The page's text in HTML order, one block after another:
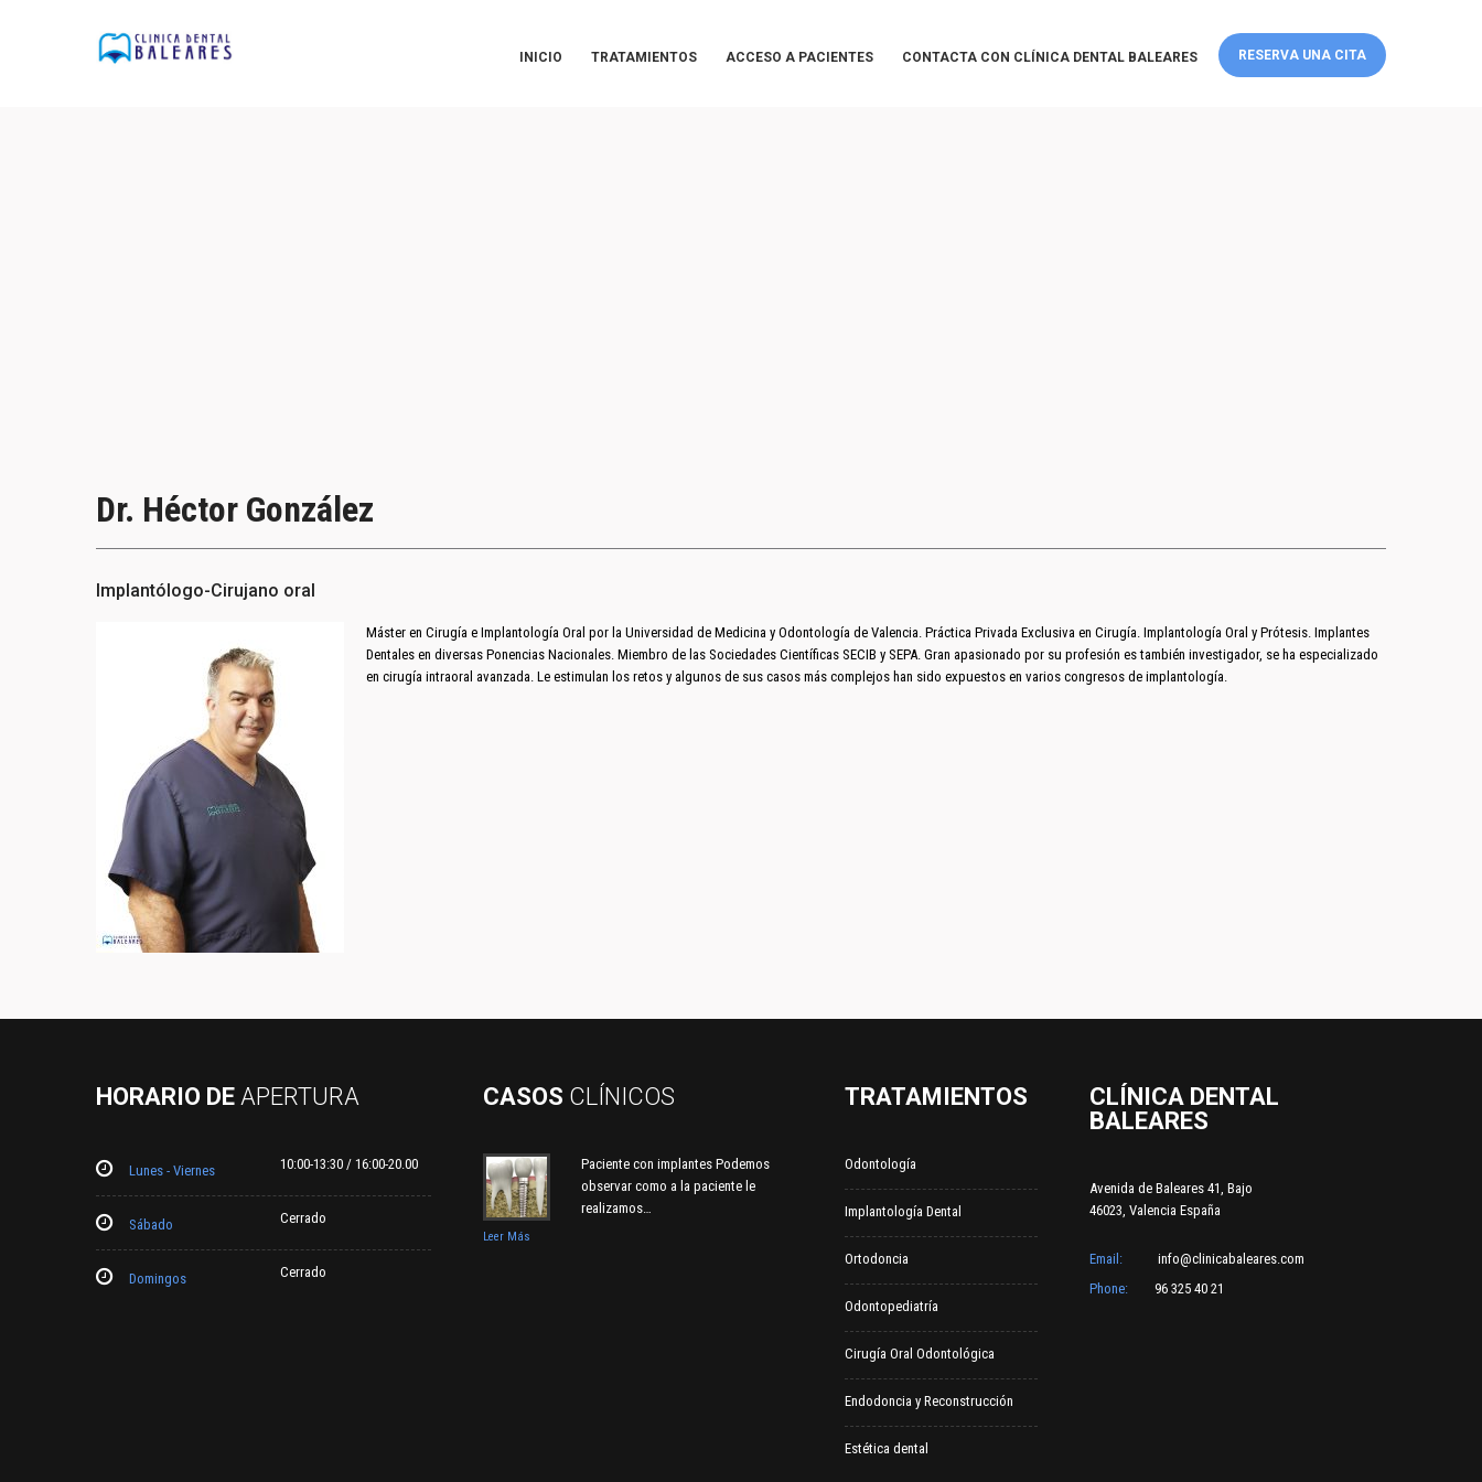
RESERVA UNA CITA
INICIO TRATAMIENTOS ACCESO A PACIENTES CONTACTA CON CLÍNICA DENTAL BALEARES
Dr. Héctor González
Implantólogo-Cirujano oral
Máster en Cirugía e Implantología Oral por la Universidad de Medicina y Odontología de Valencia. Práctica Privada Exclusiva en Cirugía. Implantología Oral y Prótesis. Implantes
Dentales en diversas Ponencias Nacionales. Miembro de las Sociedades Científicas SECIB y SEPA. Gran apasionado por su profesión es también investigador, se ha especializado
en cirugía intraoral avanzada. Le estimulan los retos y algunos de sus casos más complejos han sido expuestos en varios congresos de implantología.
HORARIO DE APERTURA
Lunes - Viernes 10:00-13:30 / 16:00-20.00
Sábado Cerrado
Domingos Cerrado
CASOS CLÍNICOS
Paciente con implantes Podemos
observar como a la paciente le
realizamos…
Leer Más
TRATAMIENTOS
Odontología
Implantología Dental
Ortodoncia
Odontopediatría
Cirugía Oral Odontológica
Endodoncia y Reconstrucción
Estética dental
CLÍNICA DENTAL
BALEARES
Avenida de Baleares 41, Bajo
46023, Valencia España
Email:
info@clinicabaleares.com
Phone:
96 325 40 21